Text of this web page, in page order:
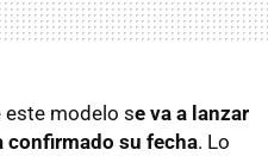
este modelo se va a lanzar
confirmado su fecha. Lo